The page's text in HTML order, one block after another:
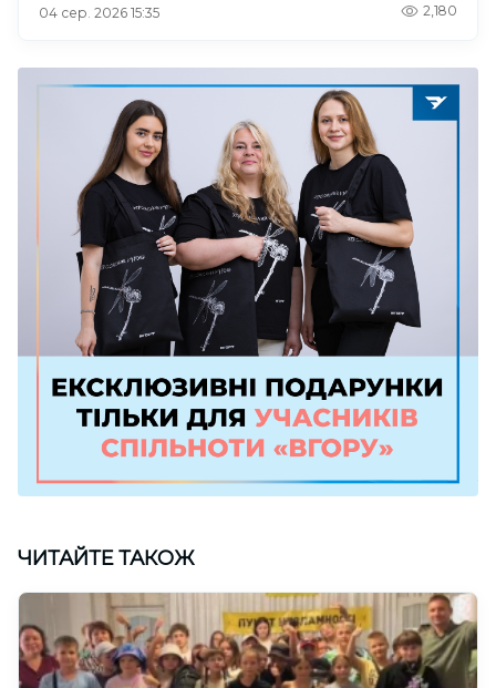
04 сер. 2026 15:35 2,180
ЧИТАЙТЕ ТАКОЖ